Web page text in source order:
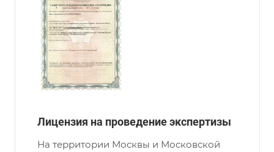
Лицензия на проведение экспертизы
На территории Москвы и Московской